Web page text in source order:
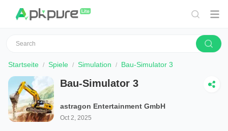
Startseite Spiele Simulation Bau-Simulator 3
Bau-Simulator 3
astragon Entertainment GmbH
Oct 2, 2025